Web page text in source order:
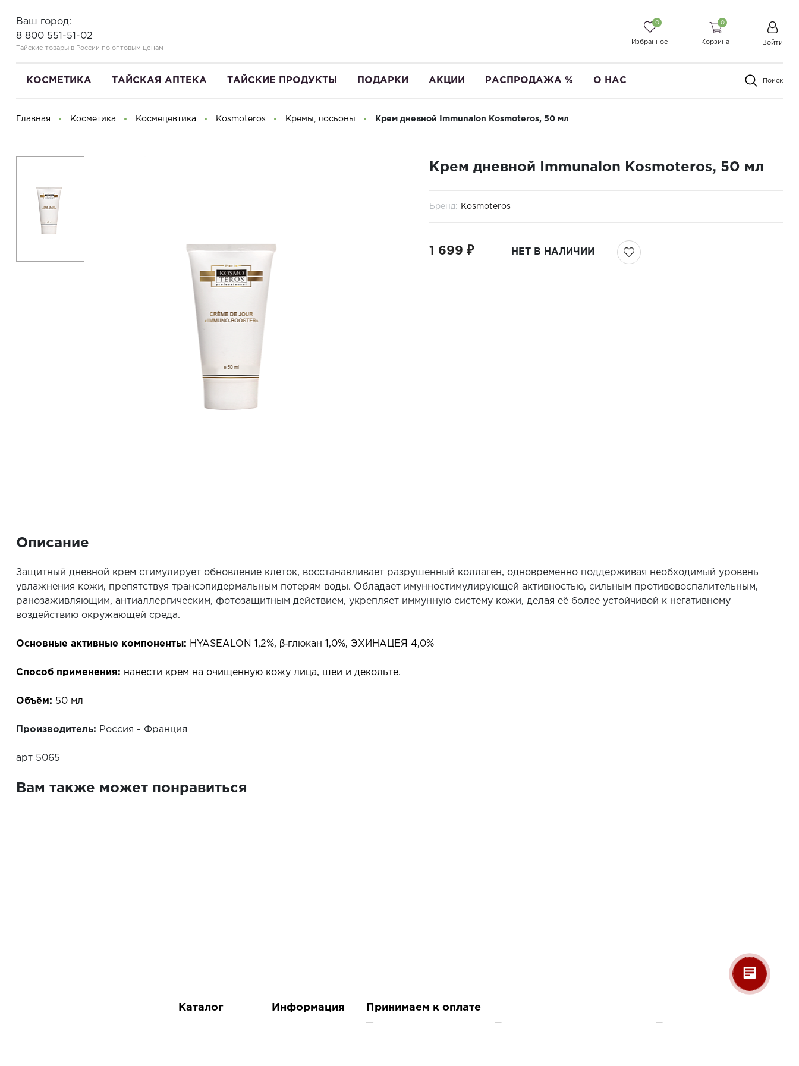
Ваш город:
8 800 551-51-02
Тайские товары в России по оптовым ценам
0
Избранное
0
Корзина Войти
КОСМЕТИКА ТАЙСКАЯ АПТЕКА ТАЙСКИЕ ПРОДУКТЫ ПОДАРКИ АКЦИИ РАСПРОДАЖА % О НАС Поиск
Главная Косметика Космецевтика Kosmoteros Кремы, лосьоны Крем дневной Immunalon Kosmoteros, 50 мл
Крем дневной Immunalon Kosmoteros, 50 мл
Бренд: Kosmoteros
1 699 ₽ НЕТ В НАЛИЧИИ
Описание
Защитный дневной крем стимулирует обновление клеток, восстанавливает разрушенный коллаген, одновременно поддерживая необходимый уровень
увлажнения кожи, препятствуя трансэпидермальным потерям воды. Обладает имунностимулирующей активностью, сильным противовоспалительным,
ранозаживляющим, антиаллергическим, фотозащитным действием, укрепляет иммунную систему кожи, делая её более устойчивой к негативному
воздействию окружающей среда.
Основные активные компоненты: HYASEALON 1,2%, β‐глюкан 1,0%, ЭХИНАЦЕЯ 4,0%
Способ применения: нанести крем на очищенную кожу лица, шеи и декольте.
Объём: 50 мл
Производитель: Россия - Франция
арт 5065
Вам также может понравиться
Каталог Информация Принимаем к оплате